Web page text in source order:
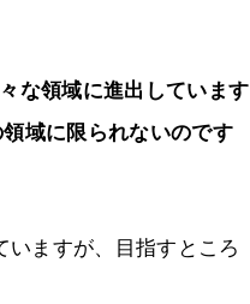
な領域に進出しています
域に限られないのです
ますが、目指すところ